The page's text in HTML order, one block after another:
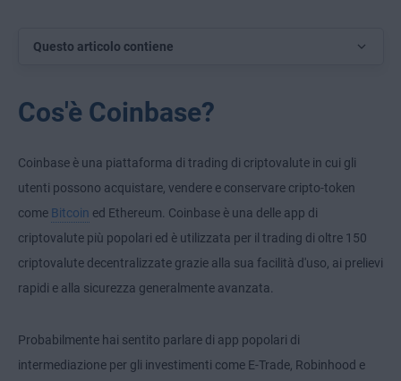
Questo articolo contiene
Cos'è Coinbase?
Coinbase è una piattaforma di trading di criptovalute in cui gli
utenti possono acquistare, vendere e conservare cripto-token
come Bitcoin ed Ethereum. Coinbase è una delle app di
criptovalute più popolari ed è utilizzata per il trading di oltre 150
criptovalute decentralizzate grazie alla sua facilità d'uso, ai prelievi
rapidi e alla sicurezza generalmente avanzata.
Probabilmente hai sentito parlare di app popolari di
intermediazione per gli investimenti come E-Trade, Robinhood e